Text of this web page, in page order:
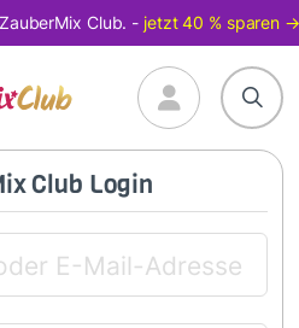
Club. - jetzt 40 % sparen →
Club Login